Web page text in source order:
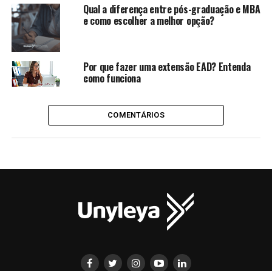
Qual a diferença entre pós-graduação e MBA
e como escolher a melhor opção?
Por que fazer uma extensão EAD? Entenda
como funciona
COMENTÁRIOS